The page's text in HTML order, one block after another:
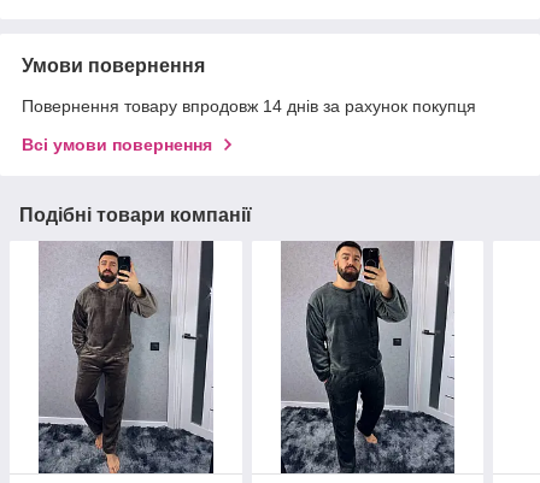
Умови повернення
Повернення товару впродовж 14 днів за рахунок покупця
Всі умови повернення
Подібні товари компанії